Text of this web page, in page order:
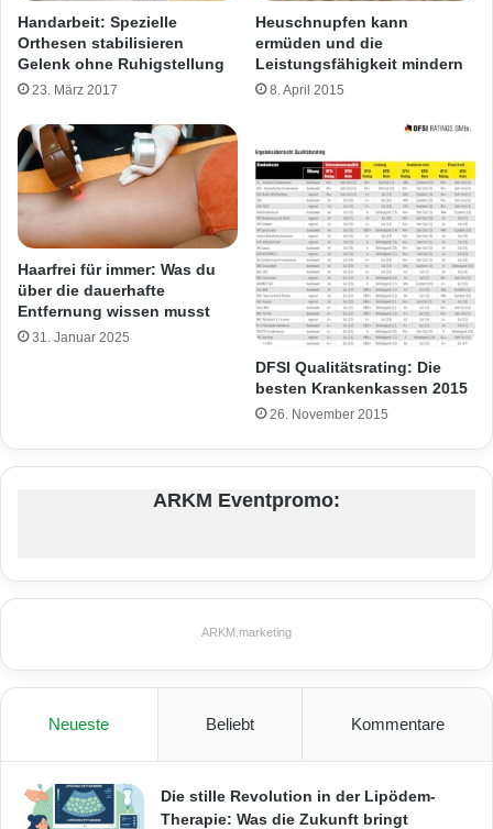
Handarbeit: Spezielle
Orthesen stabilisieren
Gelenk ohne Ruhigstellung
23. März 2017
Heuschnupfen kann
ermüden und die
Leistungsfähigkeit mindern
8. April 2015
Haarfrei für immer: Was du
über die dauerhafte
Entfernung wissen musst
31. Januar 2025
DFSI Qualitätsrating: Die
besten Krankenkassen 2015
26. November 2015
ARKM Eventpromo:
ARKM.marketing
Neueste Beliebt Kommentare
Die stille Revolution in der Lipödem-
Therapie: Was die Zukunft bringt